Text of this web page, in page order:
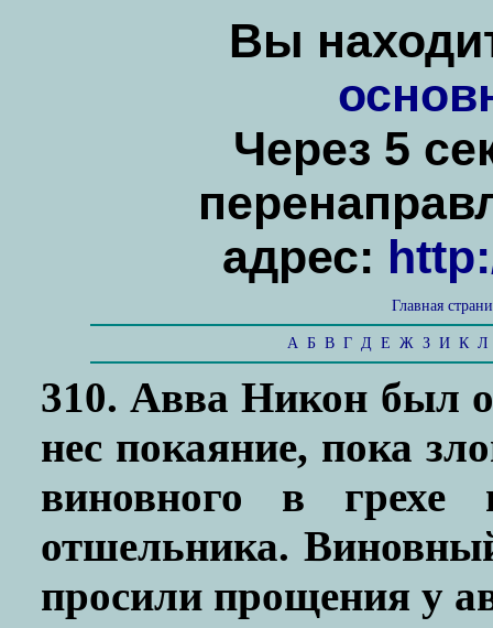
Вы
Через 5
адрес:
Главная
А Б В Г Д Е Ж З И К Л
310. Авва Никон был
нес покаяние, пока
виновного в грехе
отшельника.
просили прощения у